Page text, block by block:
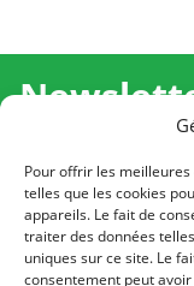
Pour offrir les
telles que les cookies
appareils. Le fait de
traiter des données
uniques sur ce site. Le
consentement peut
Recevez
savoir plus sur
Cliquez pour